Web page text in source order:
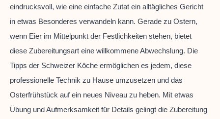
eindrucksvoll, wie eine einfache Zutat ein alltägliches Gericht
in etwas Besonderes verwandeln kann. Gerade zu Ostern,
wenn Eier im Mittelpunkt der Festlichkeiten stehen, bietet
diese Zubereitungsart eine willkommene Abwechslung. Die
Tipps der Schweizer Köche ermöglichen es jedem, diese
professionelle Technik zu Hause umzusetzen und das
Osterfrühstück auf ein neues Niveau zu heben. Mit etwas
Übung und Aufmerksamkeit für Details gelingt die Zubereitung